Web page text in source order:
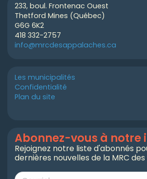
233, boul. Frontenac Ouest
Thetford Mines (Québec)
G6G 6K2
418 332-2757
info@mrcdesappalaches.ca
Les municipalités
Confidentialité
Plan du site
Abonnez-vous à notre
Rejoignez notre liste d'abonnés
dernières nouvelles de la MRC